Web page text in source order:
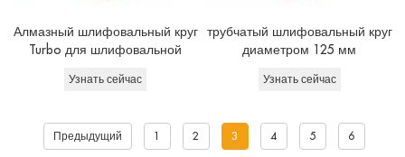
Алмазный шлифовальный круг
Turbo для шлифовальной
Узнать сейчас
трубчатый шлифовальный круг
диаметром 125 мм
Узнать сейчас
Предыдущий 1 2 3 4 5 6